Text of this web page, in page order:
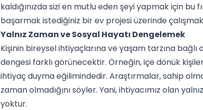
kaldığınızda sizi en mutlu eden şeyi yapmak için bu
başarmak istediğiniz bir ev projesi üzerinde
Yalnız Zaman ve Sosyal Hayatı Dengelemek
Kişinin bireysel ihtiyaçlarına ve yaşam tarzına
dengesi farklı görünecektir. Örneğin, içe dönük
ihtiyaç duyma eğilimindedir. Araştırmalar, sahip
zaman olmadığını söyler. Yani, ihtiyacımız olan
yoktur.